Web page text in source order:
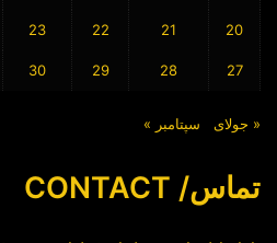
20
21
22
23
27
28
29
30
« جولای سپتامبر »
تماس/ CONTACT